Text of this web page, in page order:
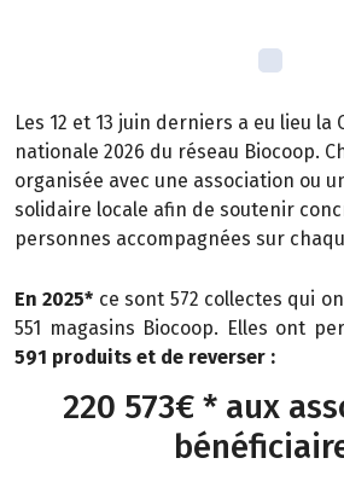
Les 12 et 13 juin derniers a eu lieu la
nationale 2026 du réseau Biocoop.
organisée avec une association ou
solidaire locale afin de soutenir
personnes accompagnées sur
En 2025* ce sont 572 collectes qui
551 magasins Biocoop. Elles ont
591 produits et de reverser :
220 573€ * aux